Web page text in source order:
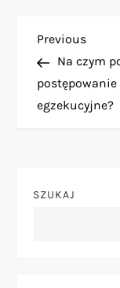
N
a
w
g
Previous
Post
Previous
Na czym
postępowanie
egzekucyjne?
SZUKAJ